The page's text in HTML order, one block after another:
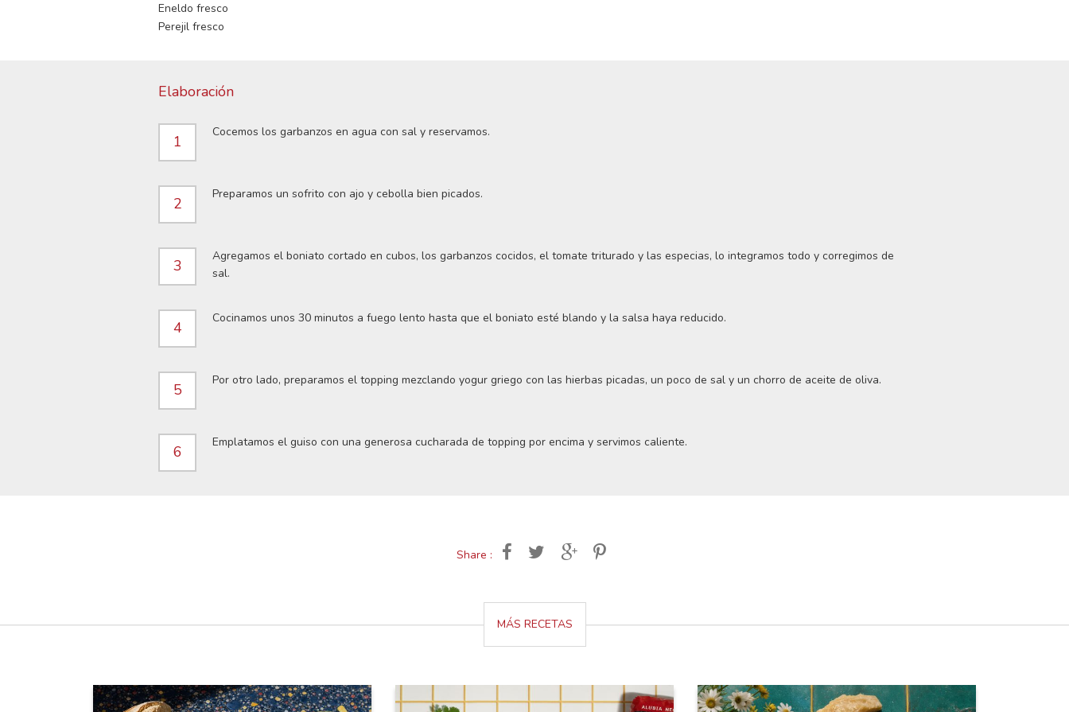
Eneldo fresco
Perejil fresco
Elaboración
1
Cocemos los garbanzos en agua con sal y reservamos.
2
Preparamos un sofrito con ajo y cebolla bien picados.
3
Agregamos el boniato cortado en cubos, los garbanzos cocidos, el tomate triturado y las especias, lo integramos todo y corregimos de
sal.
4
Cocinamos unos 30 minutos a fuego lento hasta que el boniato esté blando y la salsa haya reducido.
5
Por otro lado, preparamos el topping mezclando yogur griego con las hierbas picadas, un poco de sal y un chorro de aceite de oliva.
6
Emplatamos el guiso con una generosa cucharada de topping por encima y servimos caliente.
Share :
MÁS RECETAS